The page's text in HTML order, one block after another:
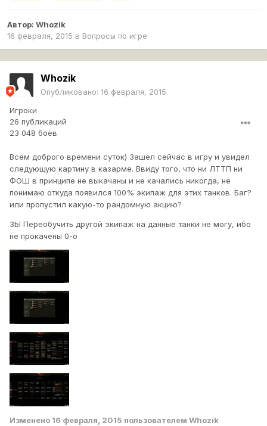
Автор: Whozik
16 февраля, 2015 в Вопросы по игре
Whozik
Опубликовано: 16 февраля, 2015
Игроки
26 публикаций
23 048 боёв
Всем доброго времени суток) Зашел сейчас в игру и увидел
следующую картину в казарме. Ввиду того, что ни ЛТТП ни
ФОШ в принципе не выкачаны и не качались никогда, не
понимаю откуда появился 100% экипаж для этих танков. Баг?
или пропустил какую-то рандомную акцию?
ЗЫ Переобучить другой экипаж на данные танки не могу, ибо
не прокачены 0-о
Изменено 16 февраля, 2015 пользователем Whozik